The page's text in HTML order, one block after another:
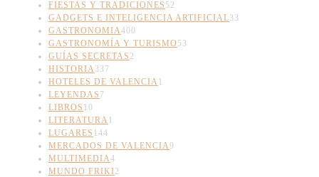
FIESTAS Y TRADICIONES 52
GADGETS E INTELIGENCIA ARTIFICIAL33
GASTRONOMIA400
GASTRONOMÍA Y TURISMO 53
GUÍAS SECRETAS 2
HISTORIA 337
HOTELES DE VALENCIA 1
LEYENDAS 7
LIBROS 10
LITERATURA 1
LUGARES 144
MERCADOS DE VALENCIA9
MULTIMEDIA4
MUNDO FRIKI2